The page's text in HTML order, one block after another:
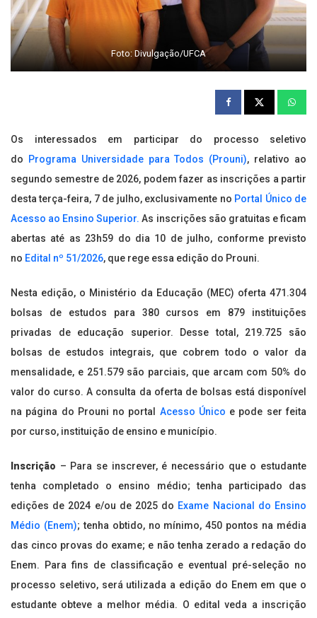
Foto: Divulgação/UFCA
Os interessados em participar do processo seletivo
do
Programa Universidade para Todos (Prouni), relativo ao
segundo semestre de 2026, podem fazer as inscrições a partir
desta terça-feira, 7 de julho, exclusivamente no Portal Único de
Acesso ao Ensino Superior. As inscrições são gratuitas e ficam
abertas até as 23h59 do dia 10 de julho, conforme previsto
no Edital nº 51/2026, que rege essa edição do Prouni.
Nesta edição, o Ministério da Educação (MEC) oferta 471.304
bolsas de estudos para 380 cursos em 879 instituições
privadas de educação superior. Desse total, 219.725 são
bolsas de estudos integrais, que cobrem todo o valor da
mensalidade, e 251.579 são parciais, que arcam com 50% do
valor do curso. A consulta da oferta de bolsas está disponível
na página do Prouni no portal Acesso Único e pode ser feita
por curso, instituição de ensino e município.
Inscrição – Para se inscrever, é necessário que o estudante
tenha completado o ensino médio; tenha participado das
edições de 2024 e/ou de 2025 do Exame Nacional do Ensino
Médio (Enem); tenha obtido, no mínimo, 450 pontos na média
das cinco provas do exame; e não tenha zerado a redação do
Enem. Para fins de classificação e eventual pré-seleção no
processo seletivo, será utilizada a edição do Enem em que o
estudante obteve a melhor média. O edital veda a inscrição